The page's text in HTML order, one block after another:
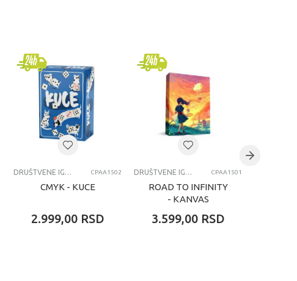
DRUŠTVENE IGRE CPAA1502
CMYK - KUCE
2.999,00 RSD
DRUŠTVENE IGRE CPAA1501
ROAD TO INFINITY
- KANVAS
3.599,00 RSD